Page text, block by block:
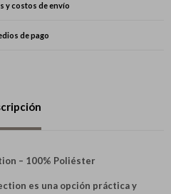
y costos de envío
de pago
– 100% Poliéster
es una opción práctica y